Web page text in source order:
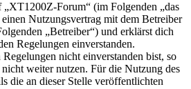
Forum“ (im Folgenden „das
Nutzungsvertrag mit dem Betreiber
„Betreiber“) und erklärst dich
Regelungen einverstanden.
nicht einverstanden bist, so
weiter nutzen. Für die Nutzung des
die an dieser Stelle veröffentlichten